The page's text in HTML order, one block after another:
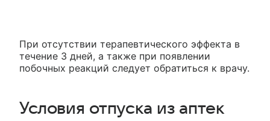
При отсутствии терапевтического эффекта в
течение 3 дней, а также при появлении
побочных реакций следует обратиться к врачу.
Условия отпуска из аптек